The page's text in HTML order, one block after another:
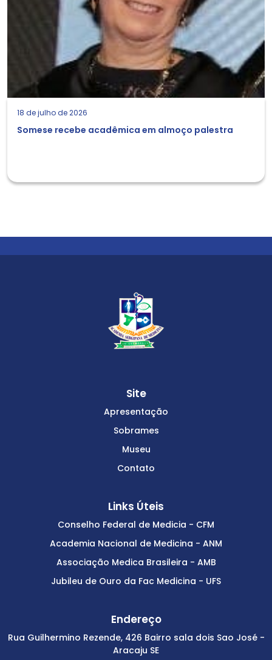
18 de julho de 2026
Somese recebe acadêmica em almoço palestra
Site
Apresentação
Sobrames
Museu
Contato
Links Úteis
Conselho Federal de Medicia - CFM
Academia Nacional de Medicina - ANM
Associação Medica Brasileira - AMB
Jubileu de Ouro da Fac Medicina - UFS
Endereço
Rua Guilhermino Rezende, 426 Bairro sala dois Sao José -
Aracaju SE